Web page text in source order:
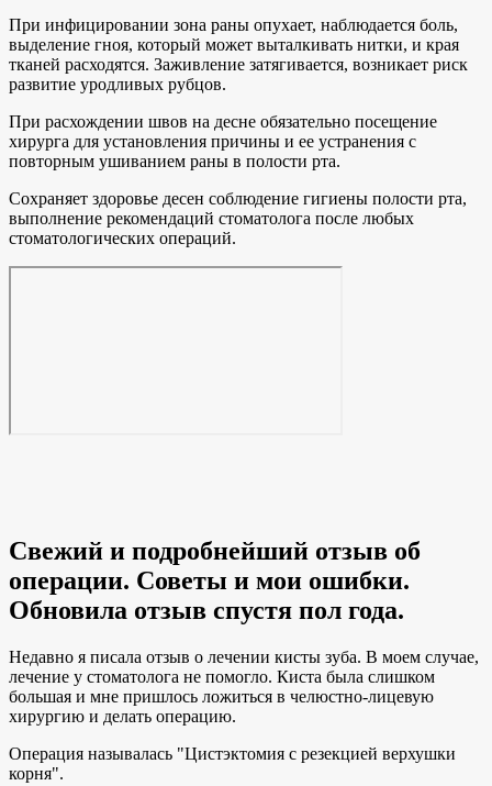
При инфицировании зона раны опухает, наблюдается боль,
выделение гноя, который может выталкивать нитки, и края
тканей расходятся. Заживление затягивается, возникает риск
развитие уродливых рубцов.
При расхождении швов на десне обязательно посещение
хирурга для установления причины и ее устранения с
повторным ушиванием раны в полости рта.
Сохраняет здоровье десен соблюдение гигиены полости рта,
выполнение рекомендаций стоматолога после любых
стоматологических операций.
Свежий и подробнейший отзыв об
операции. Советы и мои ошибки.
Обновила отзыв спустя пол года.
Недавно я писала отзыв о лечении кисты зуба. В моем случае,
лечение у стоматолога не помогло. Киста была слишком
большая и мне пришлось ложиться в челюстно-лицевую
хирургию и делать операцию.
Операция называлась "Цистэктомия с резекцией верхушки
корня".